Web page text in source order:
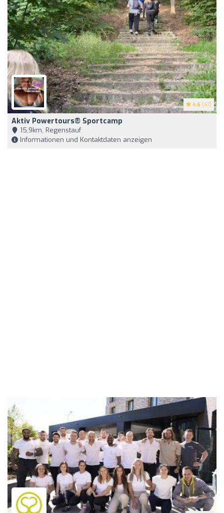
4.6 (47)
Aktiv Powertours® Sportcamp
15,9km, Regenstauf
Informationen und Kontaktdaten anzeigen